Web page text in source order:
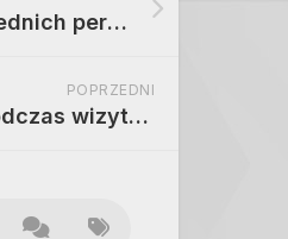
TRANSPORT
Zakup odpowiednich perfum – jak się za to odpowiednio zabrać
POPRZEDNI
Dlaczego podczas wizyty w Dubaju warto zwiedzić słynną Marinę